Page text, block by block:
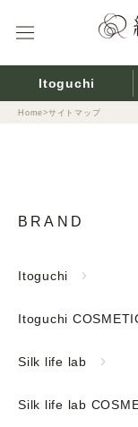
Itoguchi
Home サイトマップ
BRAND
Itoguchi
Itoguchi
Silk life lab
Silk life lab